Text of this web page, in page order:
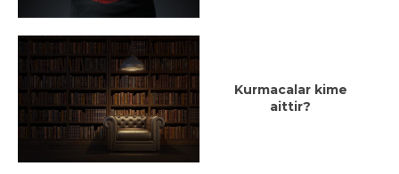
Kurmacalar kime
aittir?